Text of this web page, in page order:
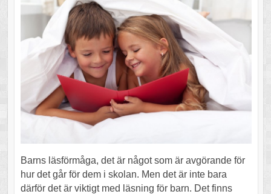
Barns läsförmåga, det är något som är avgörande för
hur det går för dem i skolan. Men det är inte bara
därför det är viktigt med läsning för barn. Det finns